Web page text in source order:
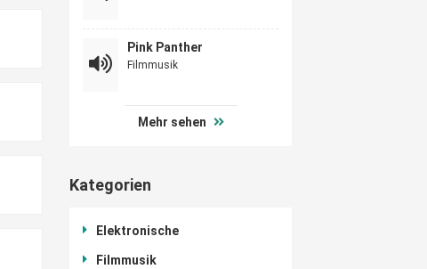
Pink Panther
Filmmusik
Mehr sehen
Kategorien
Elektronische
Filmmusik